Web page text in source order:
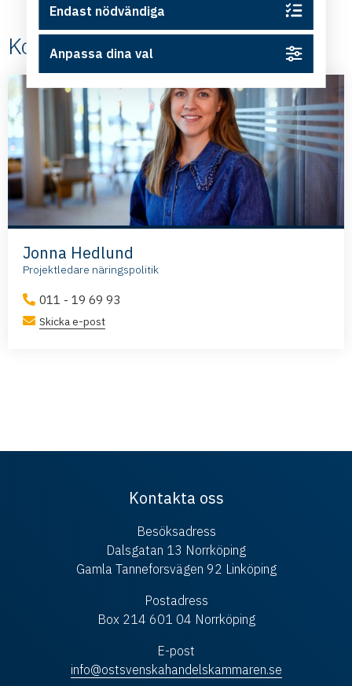
Kontakt
Jonna Hedlund
Projektledare näringspolitik
011 - 19 69 93
Skicka e-post
Kontakta oss
Besöksadress
Dalsgatan 13 Norrköping
Gamla Tanneforsvägen 92 Linköping
Postadress
Box 214 601 04 Norrköping
E-post
info@ostsvenskahandelskammaren.se
Endast nödvändiga
Anpassa dina val